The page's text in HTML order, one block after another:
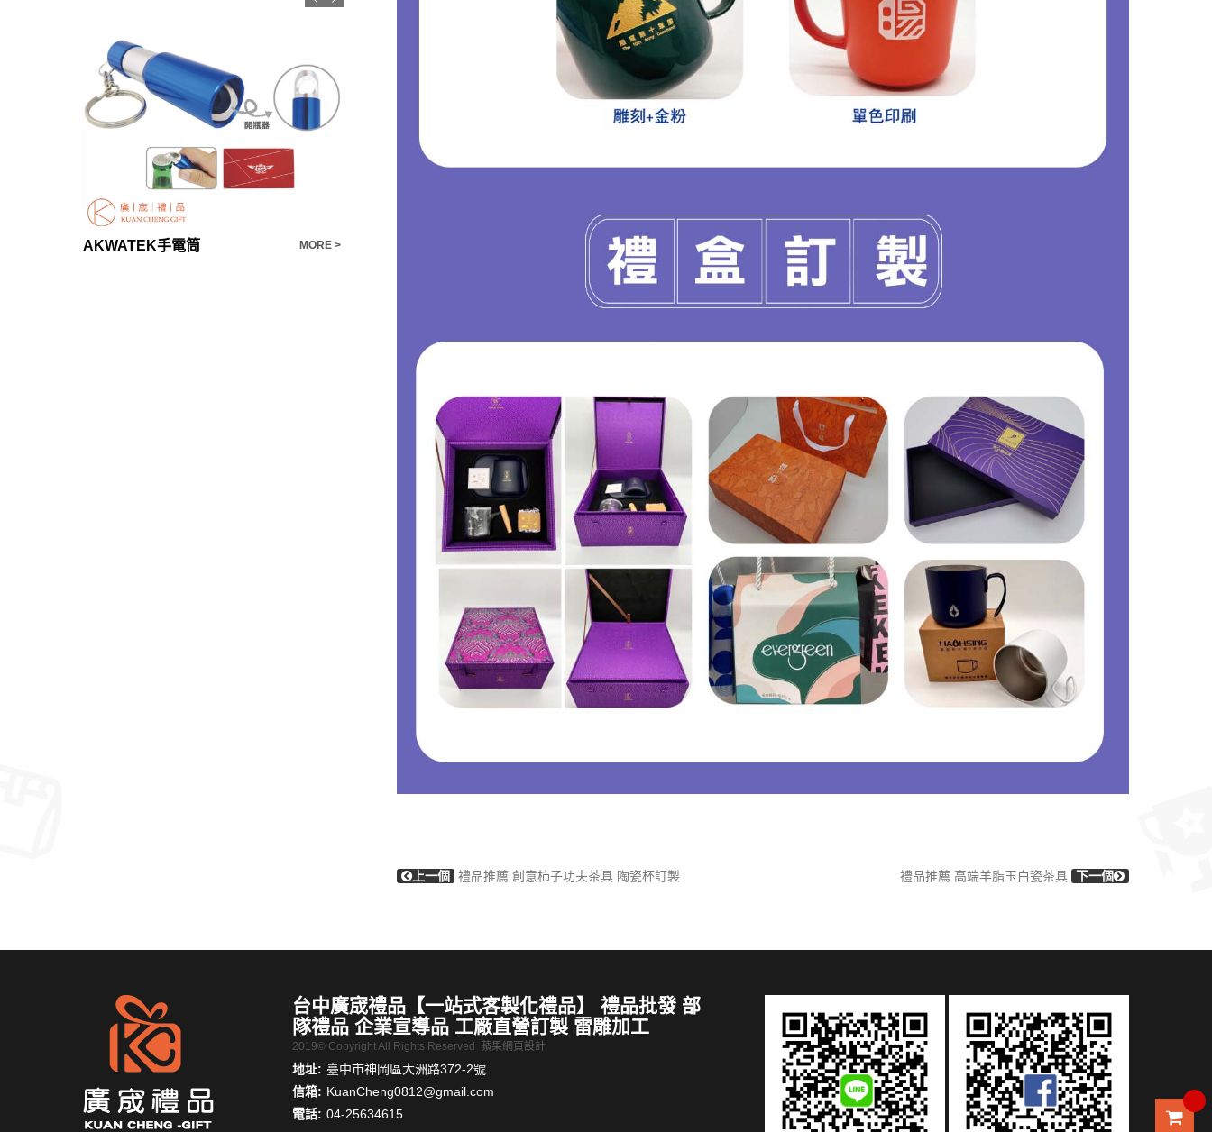
上一個 禮品推薦 創意柿子功夫茶具 陶瓷杯訂製 禮品推薦 高端羊脂玉白瓷茶具 下一個
AKWATEK手電筒 MORE > 禮品推薦 雙層玻璃商務過濾泡茶杯 MORE >
台中廣宬禮品【一站式客製化禮品】 禮品批發 部
隊禮品 企業宣導品 工廠直營訂製 雷雕加工
2019© Copyright All Rights Reserved 蘋果網頁設計
地址: 臺中市神岡區大洲路372-2號
信箱: KuanCheng0812@gmail.com
電話: 04-25634615